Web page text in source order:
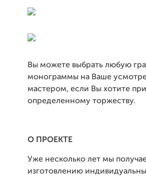
Вы можете выбрать любую
монограммы на Ваше
мастером, если Вы хотите
определенному торжеству.
О ПРОЕКТЕ
Уже несколько лет мы
изготовлению